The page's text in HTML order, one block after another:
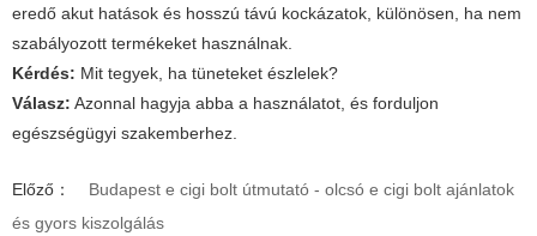
eredő akut hatások és hosszú távú kockázatok, különösen, ha nem
szabályozott termékeket használnak.
Kérdés: Mit tegyek, ha tüneteket észlelek?
Válasz: Azonnal hagyja abba a használatot, és forduljon
egészségügyi szakemberhez.
Előző：
Budapest e cigi bolt útmutató - olcsó e cigi bolt ajánlatok
és gyors kiszolgálás